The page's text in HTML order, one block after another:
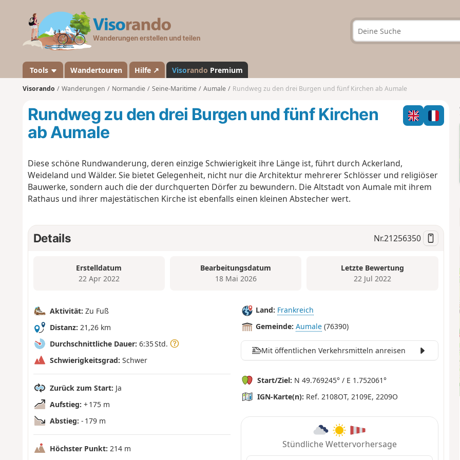
a
n
d
Tools Wandertouren Hilfe ↗ Visorando Premium
Visorando Wanderungen Normandie Seine-Maritime Aumale Rundweg zu den drei Burgen und fünf Kirchen ab Aumale
Rundweg zu den drei Burgen und fünf Kirchen
ab Aumale
Diese schöne Rundwanderung, deren einzige Schwierigkeit ihre Länge ist, führt durch Ackerland,
Weideland und Wälder. Sie bietet Gelegenheit, nicht nur die Architektur mehrerer Schlösser und religiöser
Bauwerke, sondern auch die der durchquerten Dörfer zu bewundern. Die Altstadt von Aumale mit ihrem
Rathaus und ihrer majestätischen Kirche ist ebenfalls einen kleinen Abstecher wert.
Details Nr.21256350
Erstelldatum
22 Apr 2022
Bearbeitungsdatum
18 Mai 2026
Letzte Bewertung
22 Jul 2022
Aktivität: Zu Fuß
Distanz: 21,26 km
Durchschnittliche Dauer: 6:35 Std.
Schwierigkeitsgrad: Schwer
Zurück zum Start: Ja
Aufstieg: + 175 m
Abstieg: - 179 m
Höchster Punkt: 214 m
Land: Frankreich
Gemeinde: Aumale (76390)
Mit öffentlichen Verkehrsmitteln anreisen
Start/Ziel: N 49.769245° / E 1.752061°
IGN-Karte(n): Ref. 2108OT, 2109E, 2209O
Stündliche Wettervorhersage